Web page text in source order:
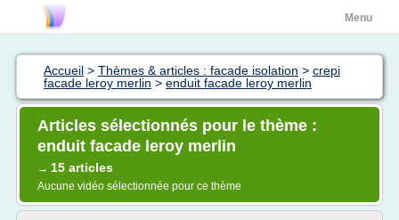
Menu
Accueil > Thèmes & articles : facade isolation > crepi
facade leroy merlin > enduit facade leroy merlin
Articles sélectionnés pour le thème :
enduit facade leroy merlin
→ 15 articles
Aucune vidéo sélectionnée pour ce thème